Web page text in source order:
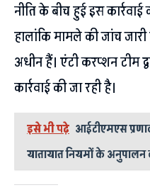
नीति के बीच हुई इस कार्रवाई
हालांकि मामले की जांच
अधीन हैं। एंटी करप्शन टीम
कार्रवाई की जा रही है।
इसे भी पढ़े आईटीएमएस
यातायात नियमों के अनुपालन